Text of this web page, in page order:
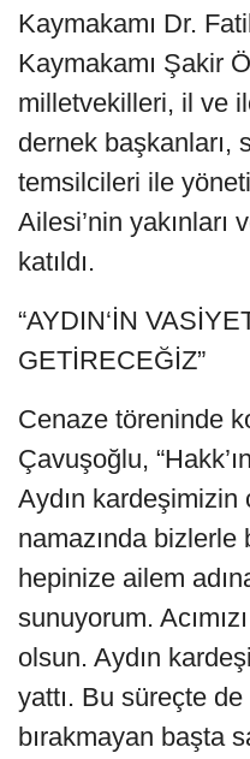
Kaymakamı Dr.
Kaymakamı Şakir
milletvekilleri, il ve
dernek başkanları,
temsilcileri ile
Ailesi’nin yakınları
katıldı.
“AYDIN‘İN
GETİRECEĞİZ”
Cenaze töreninde
Çavuşoğlu,
Aydın
namazında
hepinize ailem
sunuyorum.
olsun. Aydın
yattı. Bu süreçte de
bırakmayan başta